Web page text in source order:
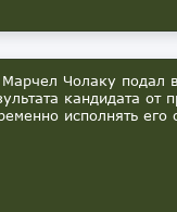
Чолаку подал
кандидата от
исполнять его